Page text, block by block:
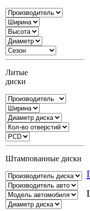
Литые
диски
Штампованные диски